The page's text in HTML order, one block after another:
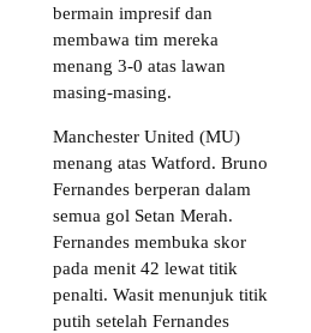
bermain impresif dan
membawa tim mereka
menang 3-0 atas lawan
masing-masing.
Manchester United (MU)
menang atas Watford. Bruno
Fernandes berperan dalam
semua gol Setan Merah.
Fernandes membuka skor
pada menit 42 lewat titik
penalti. Wasit menunjuk titik
putih setelah Fernandes